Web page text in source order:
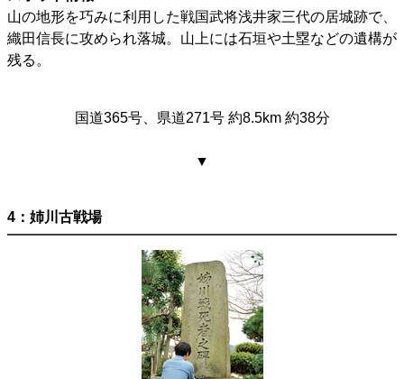
山の地形を巧みに利用した戦国武将浅井家三代の居城跡で、
織田信長に攻められ落城。山上には石垣や土塁などの遺構が
残る。
国道365号、県道271号 約8.5km 約38分
▼
4：姉川古戦場